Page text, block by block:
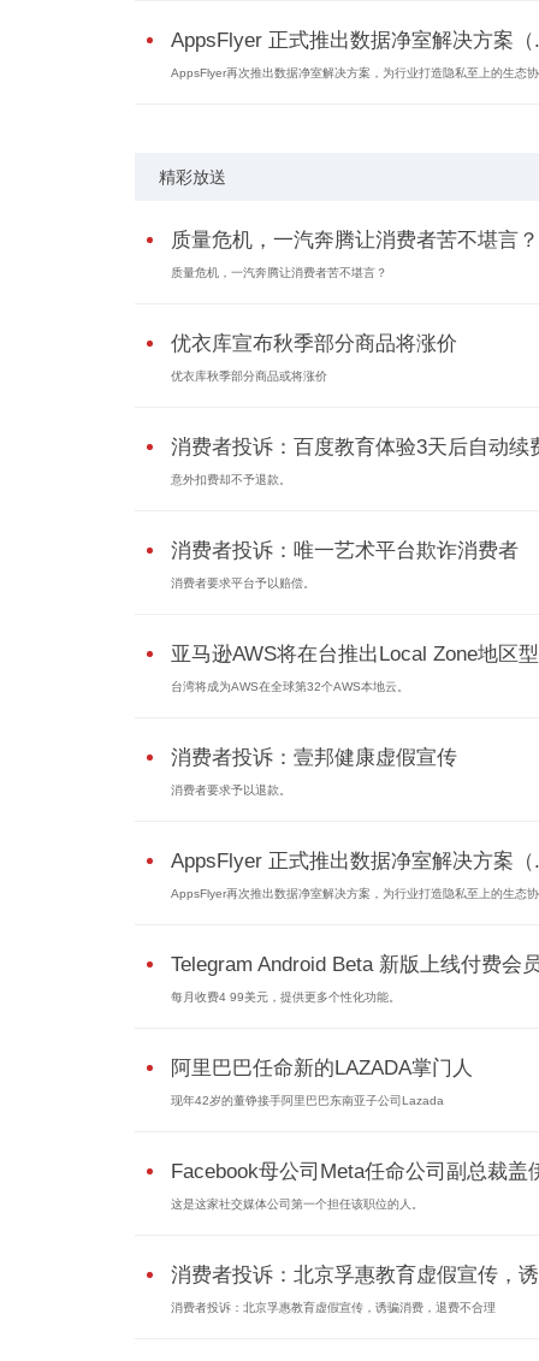
AppsFlyer 正式推出数据净室解决方案（
AppsFlyer再次推出数据净室解决方案，为行业打造隐私至上的生态协
精彩放送
质量危机，一汽奔腾让消费者苦不堪言？
质量危机，一汽奔腾让消费者苦不堪言？
优衣库宣布秋季部分商品将涨价
优衣库秋季部分商品或将涨价
消费者投诉：百度教育体验3天后自动续
意外扣费却不予退款。
消费者投诉：唯一艺术平台欺诈消费者
消费者要求平台予以赔偿。
亚马逊AWS将在台推出Local Zone地区
台湾将成为AWS在全球第32个AWS本地云。
消费者投诉：壹邦健康虚假宣传
消费者要求予以退款。
AppsFlyer 正式推出数据净室解决方案（
AppsFlyer再次推出数据净室解决方案，为行业打造隐私至上的生态协
Telegram Android Beta 新版上线付费会员
每月收费4 99美元，提供更多个性化功能。
阿里巴巴任命新的LAZADA掌门人
现年42岁的董铮接手阿里巴巴东南亚子公司Lazada
Facebook母公司Meta任命公司副总裁盖
这是这家社交媒体公司第一个担任该职位的人。
消费者投诉：北京孚惠教育虚假宣传，
消费者投诉：北京孚惠教育虚假宣传，诱骗消费，退费不合理